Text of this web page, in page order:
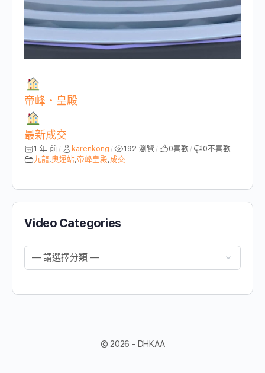
帝峰・皇殿
最新成交
1 年 前 / karenkong / 192 瀏覽 / 0喜歡 / 0不喜歡
九龍 奧運站 帝峰皇殿 成交
Video Categories
© 2026 - DHKAA